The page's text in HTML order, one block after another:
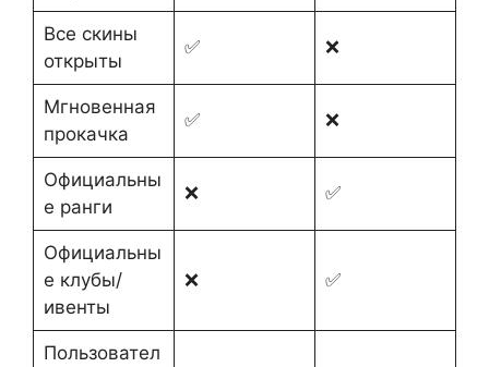
Все скины
открыты
✅ ❌
Мгновенная
прокачка
✅ ❌
Официальны
е ранги
❌ ✅
Официальны
е клубы/
ивенты
❌ ✅
Пользовател